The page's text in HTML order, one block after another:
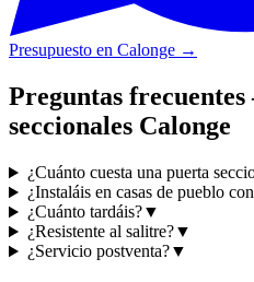
Presupuesto en Calonge →
Preguntas
seccionales Calonge
¿Cuánto cuesta una puerta
¿Instaláis en casas de pueblo
¿Cuánto tardáis?▼
¿Resistente al salitre?▼
¿Servicio postventa?▼